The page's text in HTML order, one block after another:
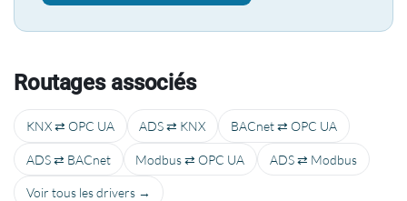
Routages associés
KNX ⇄ OPC UA ADS ⇄ KNX BACnet ⇄ OPC UA
ADS ⇄ BACnet Modbus ⇄ OPC UA ADS ⇄ Modbus
Voir tous les drivers →